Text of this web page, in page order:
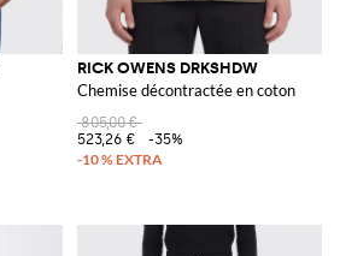
RICK OWENS DRKSHDW
Chemise décontractée en coton
805,00 €
523,26 €
-35%